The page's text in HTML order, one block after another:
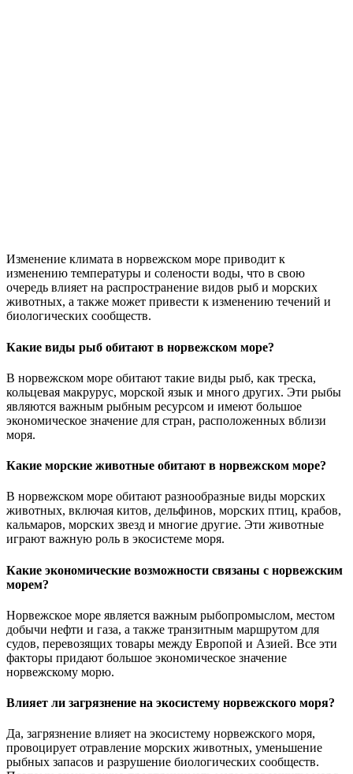
Изменение климата в норвежском море приводит к
изменению температуры и солености воды, что в свою
очередь влияет на распространение видов рыб и морских
животных, а также может привести к изменению течений и
биологических сообществ.
Какие виды рыб обитают в норвежском море?
В норвежском море обитают такие виды рыб, как треска,
кольцевая макрурус, морской язык и много других. Эти рыбы
являются важным рыбным ресурсом и имеют большое
экономическое значение для стран, расположенных вблизи
моря.
Какие морские животные обитают в норвежском море?
В норвежском море обитают разнообразные виды морских
животных, включая китов, дельфинов, морских птиц, крабов,
кальмаров, морских звезд и многие другие. Эти животные
играют важную роль в экосистеме моря.
Какие экономические возможности связаны с норвежским
морем?
Норвежское море является важным рыбопромыслом, местом
добычи нефти и газа, а также транзитным маршрутом для
судов, перевозящих товары между Европой и Азией. Все эти
факторы придают большое экономическое значение
норвежскому морю.
Влияет ли загрязнение на экосистему норвежского моря?
Да, загрязнение влияет на экосистему норвежского моря,
провоцирует отравление морских животных, уменьшение
рыбных запасов и разрушение биологических сообществ.